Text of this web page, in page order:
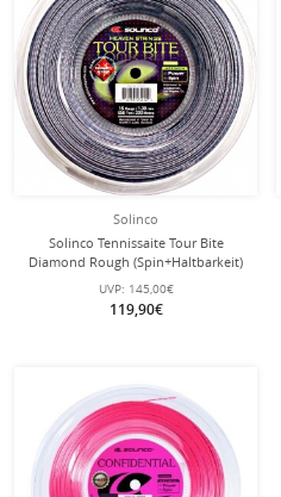
Solinco
Solinco Tennissaite Tour Bite
Diamond Rough (Spin+Haltbarkeit)
silber 200m Rolle
UVP: 145,00€
119,90€